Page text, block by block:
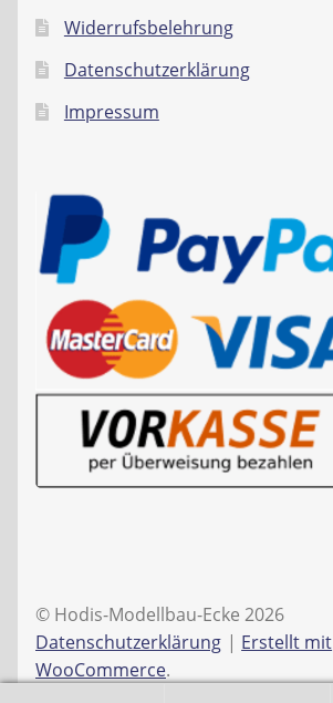
Widerrufsbelehrung
Datenschutzerklärung
Impressum
© Hodis-Modellbau-Ecke 2026
Datenschutzerklärung
Erstellt mit
WooCommerce.